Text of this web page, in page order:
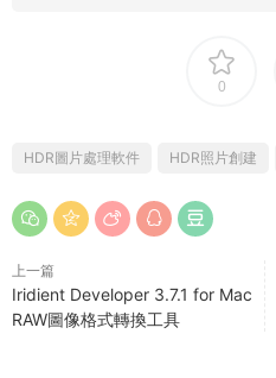
0
HDR圖片處理軟件 HDR照片創建
上一篇
Iridient Developer 3.7.1 for Mac
RAW圖像格式轉換工具